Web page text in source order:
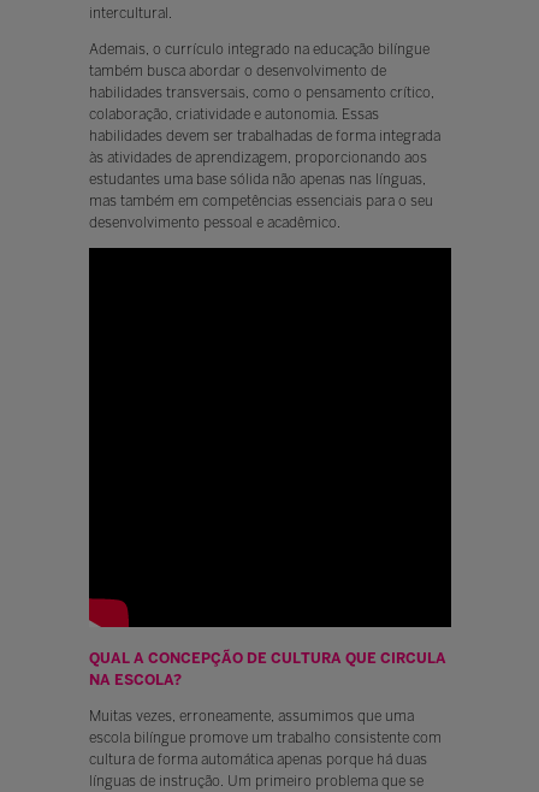
intercultural.
Ademais, o currículo integrado na educação bilíngue
também busca abordar o desenvolvimento de
habilidades transversais, como o pensamento crítico,
colaboração, criatividade e autonomia. Essas
habilidades devem ser trabalhadas de forma integrada
às atividades de aprendizagem, proporcionando aos
estudantes uma base sólida não apenas nas línguas,
mas também em competências essenciais para o seu
desenvolvimento pessoal e acadêmico.
QUAL A CONCEPÇÃO DE CULTURA QUE CIRCULA
NA ESCOLA?
Muitas vezes, erroneamente, assumimos que uma
escola bilíngue promove um trabalho consistente com
cultura de forma automática apenas porque há duas
línguas de instrução. Um primeiro problema que se